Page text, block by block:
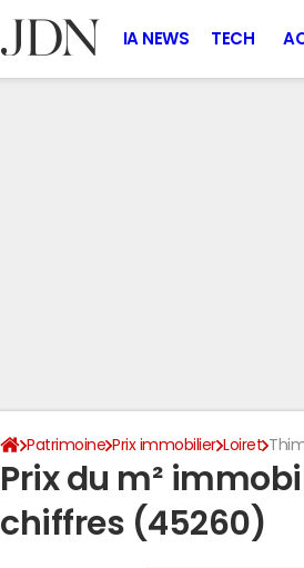
IA NEWS TECH
Patrimoine Prix immobilier Loiret
Prix du m²
chiffres (45260)